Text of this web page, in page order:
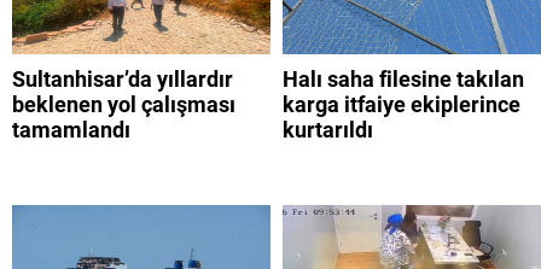
Sultanhisar’da yıllardır
beklenen yol çalışması
tamamlandı
Halı saha filesine takılan
karga itfaiye ekiplerince
kurtarıldı